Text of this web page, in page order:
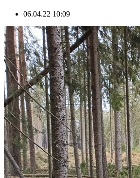
06.04.22 10:09